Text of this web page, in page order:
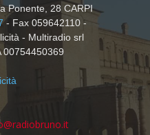
Ponente, 28 CARPI
- Fax 059642110 -
- Multiradio srl
00754450369